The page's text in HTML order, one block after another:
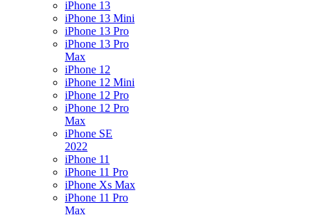
iPhone 13
iPhone 13 Mini
iPhone 13 Pro
iPhone 13 Pro
Max
iPhone 12
iPhone 12 Mini
iPhone 12 Pro
iPhone 12 Pro
Max
iPhone SE
2022
iPhone 11
iPhone 11 Pro
iPhone Xs Max
iPhone 11 Pro
Max